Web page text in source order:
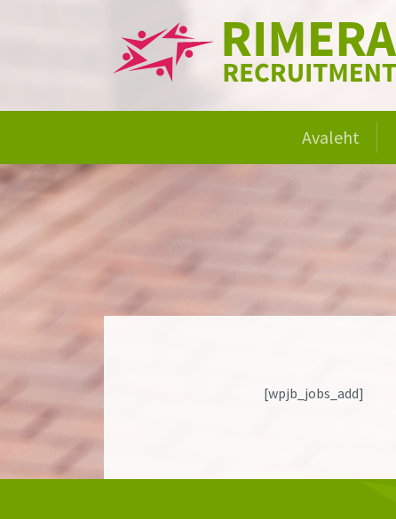
Avaleht
[wpjb_jobs_add]